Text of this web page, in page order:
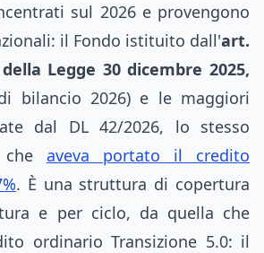
sul 2026 e provengono
il Fondo istituito dall'art.
Legge 30 dicembre 2025,
bilancio 2026) e le maggiori
dal DL 42/2026, lo stesso
che aveva portato il credito
. È una struttura di copertura
e per ciclo, da quella che
ordinario Transizione 5.0: il